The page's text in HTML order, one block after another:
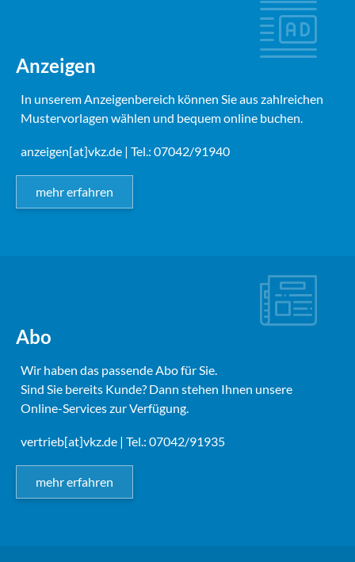
Anzeigen
In unserem Anzeigenbereich können Sie aus zahlreichen
Mustervorlagen wählen und bequem online buchen.
anzeigen[at]vkz.de | Tel.: 07042/91940
mehr erfahren
Abo
Wir haben das passende Abo für Sie.
Sind Sie bereits Kunde? Dann stehen Ihnen unsere
Online-Services zur Verfügung.
vertrieb[at]vkz.de | Tel.: 07042/91935
mehr erfahren